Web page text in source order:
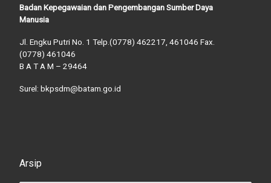
Badan Kepegawaian dan Pengembangan Sumber Daya
Manusia
Jl. Engku Putri No. 1 Telp.(0778) 462217, 461046 Fax.
(0778) 461046
B A T A M – 29464
Surel: bkpsdm@batam.go.id
Arsip